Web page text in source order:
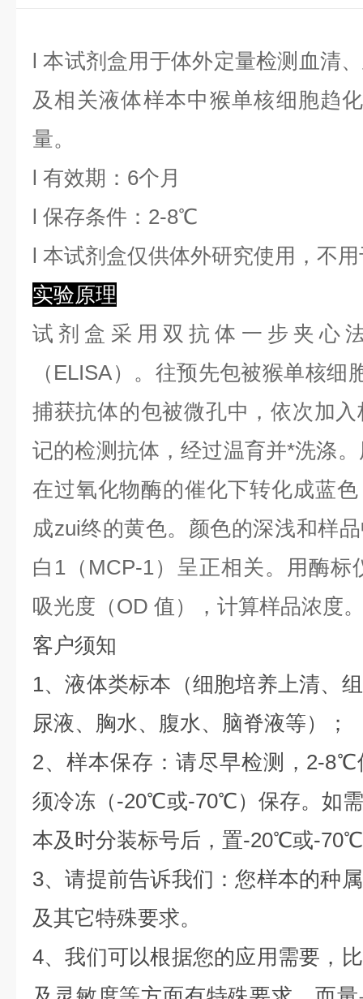
l本试剂盒用于体外定量检测血清
及相关液体样本中猴单核细胞趋
量。
l 有效期：6个月
l 保存条件： 2-8℃
l 本试剂盒仅供体外研究使用，不
实验原理
试剂盒采用双抗体一步夹心
（ELISA）。往预先包被猴单核细
捕获抗体的包被微孔中，依次加
记的检测抗体，经过温育并*洗涤
在过氧化物酶的催化下转化成蓝
成zui终的黄色。颜色的深浅和样
白1（MCP-1）呈正相关。用酶标
吸光度（OD 值），计算样品浓度
客户须知
1、液体类标本（细胞培养上清、
尿液、胸水、腹水、脑脊液等）；
2、样本保存：请尽早检测，2-
须冷冻（-20℃或-70℃）保存。如
本及时分装标号后，置-20℃或-
3、请提前告诉我们：您样本的种
及其它特殊要求。
4、我们可以根据您的应用需要，